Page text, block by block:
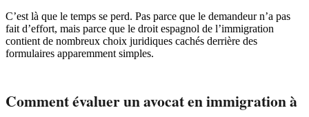
C’est là que le temps se perd. Pas parce que le demandeur n’a pas
fait d’effort, mais parce que le droit espagnol de l’immigration
contient de nombreux choix juridiques cachés derrière des
formulaires apparemment simples.
Comment évaluer un avocat en immigration à